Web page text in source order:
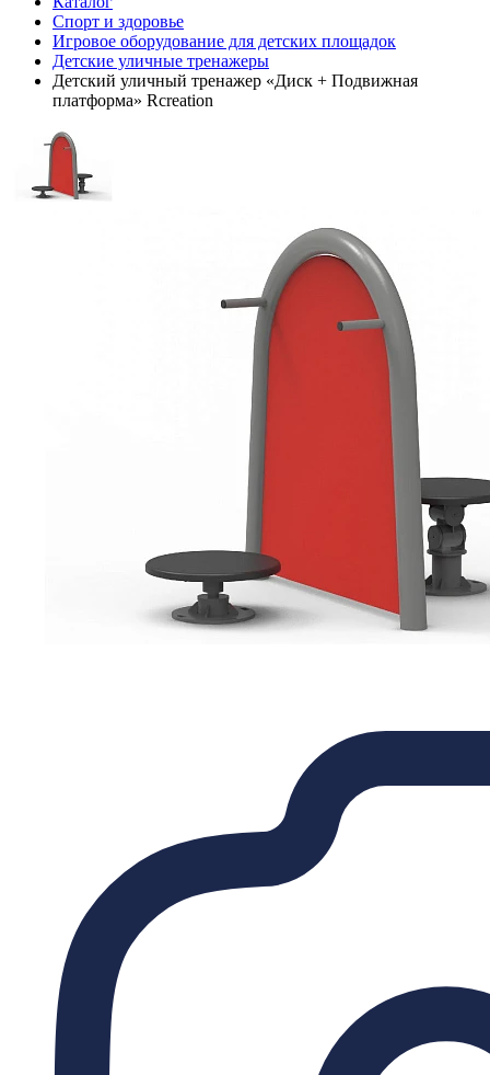
Спорт и здоровье
Игровое оборудование для детских площадок
Детские уличные тренажеры
Детский уличный тренажер «Диск + Подвижная
платформа» Rcreation